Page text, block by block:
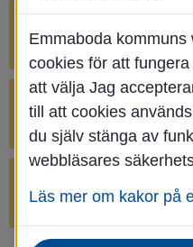
renoveringen av
Tillfälliga
v. 25-34
avstängda.
Emmaboda
cookies för att
att välja Jag
till att cookies
du själv stänga av
webbläsares
Läs mer om kakor på